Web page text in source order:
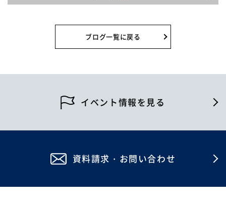
2026年7月
2026年5月
2026年4月
2025年12月
ブログ一覧に戻る
イベント情報を見る
資料請求・お問い合わせ